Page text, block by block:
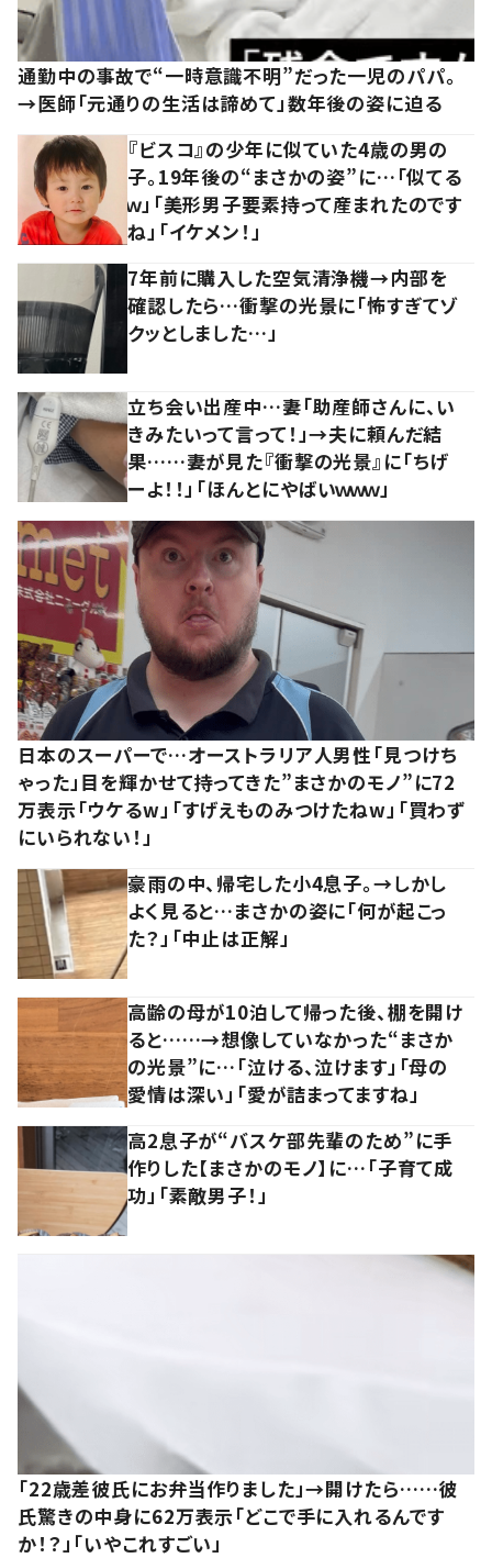
通勤中の事故で“一時意識不明”だった一児のパパ。
→医師「元通りの生活は諦めて」数年後の姿に迫る
『ビスコ』の少年に似ていた4歳の男の
子。19年後の“まさかの姿”に…「似てる
ｗ」「美形男子要素持って産まれたのです
ね」「イケメン！」
7年前に購入した空気清浄機→内部を
確認したら…衝撃の光景に「怖すぎてゾ
クッとしました…」
立ち会い出産中…妻「助産師さんに、い
きみたいって言って！」→夫に頼んだ結
果……妻が見た『衝撃の光景』に「ちげ
ーよ！！」「ほんとにやばいｗｗｗ」
日本のスーパーで…オーストラリア人男性「見つけち
ゃった」目を輝かせて持ってきた”まさかのモノ”に72
万表示「ウケるw」「すげえものみつけたねw」「買わず
にいられない！」
豪雨の中、帰宅した小4息子。→しかし
よく見ると…まさかの姿に「何が起こっ
た？」「中止は正解」
高齢の母が10泊して帰った後、棚を開け
ると……→想像していなかった“まさか
の光景”に…「泣ける、泣けます」「母の
愛情は深い」「愛が詰まってますね」
高2息子が“バスケ部先輩のため”に手
作りした【まさかのモノ】に…「子育て成
功」「素敵男子！」
「22歳差彼氏にお弁当作りました」→開けたら……彼
氏驚きの中身に62万表示「どこで手に入れるんです
か！？」「いやこれすごい」